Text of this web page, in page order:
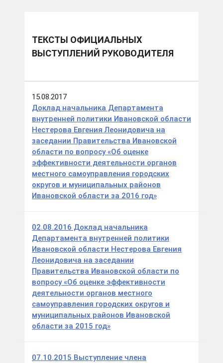
ТЕКСТЫ ОФИЦИАЛЬНЫХ
ВЫСТУПЛЕНИЙ РУКОВОДИТЕЛЯ
15.08.2017
Доклад начальника Департамента
внутренней политики Ивановской области
Нестерова Евгения Леонидовича на
заседании Правительства Ивановской
области по вопросу «Об оценке
эффективности деятельности органов
местного самоуправления городских
округов и муниципальных районов
Ивановской области за 2016 год»
02.08.2016 Доклад начальника
Департамента внутренней политики
Ивановской области Нестерова Евгения
Леонидовича на заседании
Правительства Ивановской области по
вопросу «Об оценке эффективности
деятельности органов местного
самоуправления городских округов и
муниципальных районов Ивановской
области за 2015 год»
07.10.2015 Выступление члена